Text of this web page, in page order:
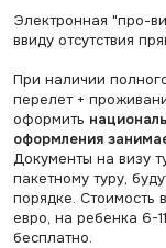
Электронная "про-
ввиду отсутствия
При наличии
перелет +
оформить
оформления
Документы на визу
пакетному туру,
порядке. Стоимость
евро, на ребенка 6-
бесплатно.